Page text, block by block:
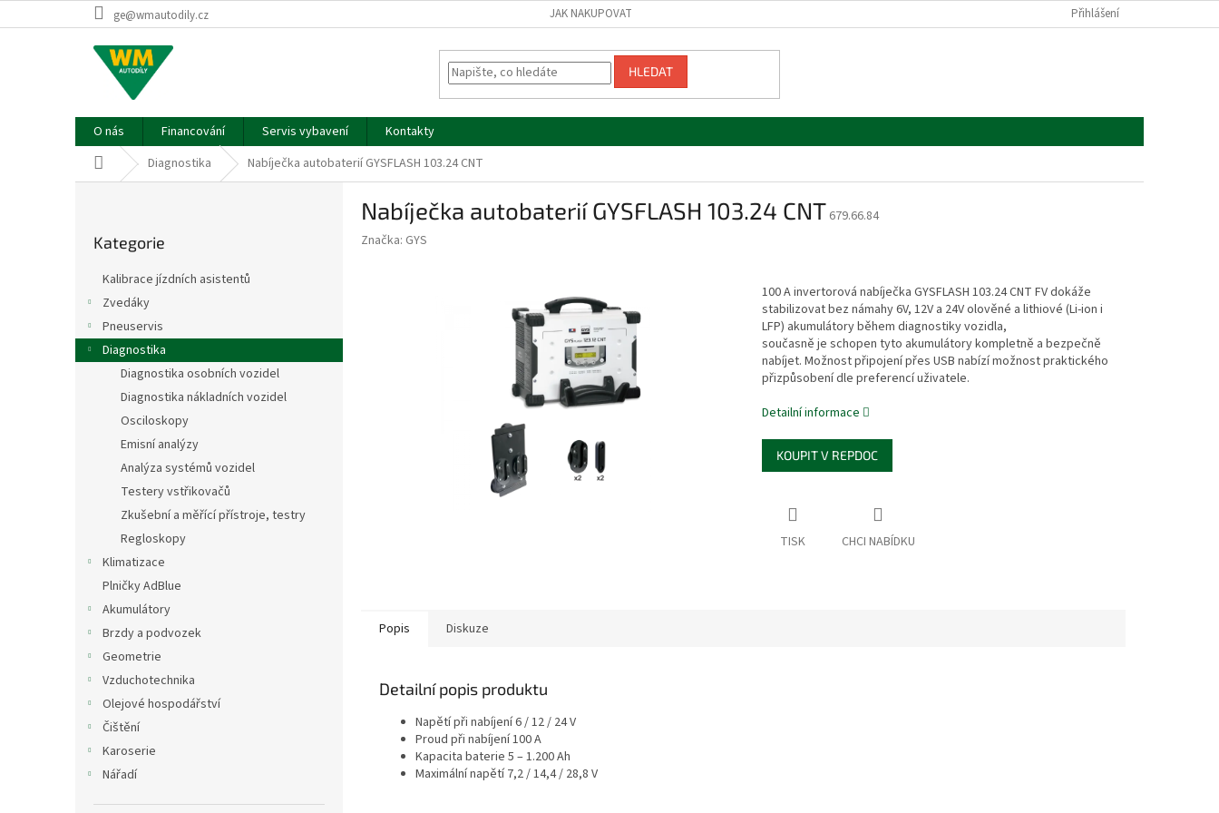
na
ge@wmautodily.cz JAK NAKUPOVAT Přihlášení
HLEDAT
O nás Financování Servis vybavení
Kontakty
Domů Diagnostika Nabíječka autobaterií GYSFLASH 103.24 CNT
kategorie
Kategorie
Kalibrace jízdních asistentů
Zvedáky
Pneuservis
Diagnostika
Diagnostika osobních vozidel
Diagnostika nákladních vozidel
Osciloskopy
Emisní analýzy
Analýza systémů vozidel
Testery vstřikovačů
Zkušební a měřící přístroje, testry
Regloskopy
Klimatizace
Plničky AdBlue
Akumulátory
Brzdy a podvozek
Geometrie
Vzduchotechnika
Olejové hospodářství
Čištění
Karoserie
Nářadí
Nabíječka autobaterií GYSFLASH 103.24 CNT 679.66.84
Značka: GYS
100 A invertorová nabíječka GYSFLASH 103.24 CNT FV dokáže
stabilizovat bez námahy 6V, 12V a 24V olověné a lithiové (Li-ion i
LFP) akumulátory během diagnostiky vozidla,
současně je schopen tyto akumulátory kompletně a bezpečně
nabíjet. Možnost připojení přes USB nabízí možnost praktického
přizpůsobení dle preferencí uživatele.
Detailní informace
KOUPIT V REPDOC
TISK
Popis Diskuze
Detailní popis produktu
Napětí při nabíjení 6 / 12 / 24 V
Proud při nabíjení 100 A
Kapacita baterie 5 – 1.200 Ah
Maximální napětí 7,2 / 14,4 / 28,8 V